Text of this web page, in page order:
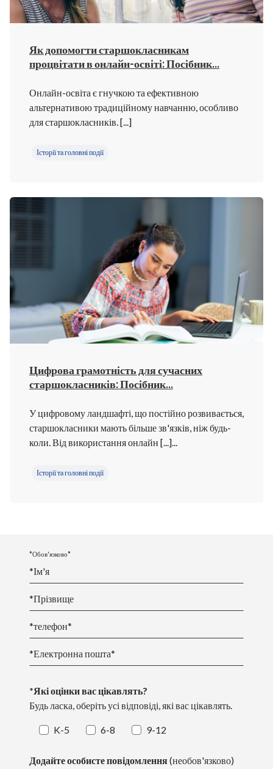
Як допомогти старшокласникам
процвітати в онлайн-освіті: Посібник...
Онлайн-освіта є гнучкою та ефективною
альтернативою традиційному навчанню, особливо
для старшокласників. [...]
Історії та головні події
Цифрова грамотність для сучасних
старшокласників: Посібник...
У цифровому ландшафті, що постійно розвивається,
старшокласники мають більше зв'язків, ніж будь-
коли. Від використання онлайн [...]...
Історії та головні події
*Обов'язково*
*Ім'я
*Прізвище
*телефон*
*Електронна пошта*
*Які оцінки вас цікавлять?
Будь ласка, оберіть усі відповіді, які вас цікавлять.
K-5 6-8 9-12
Додайте особисте повідомлення(необов'язково)